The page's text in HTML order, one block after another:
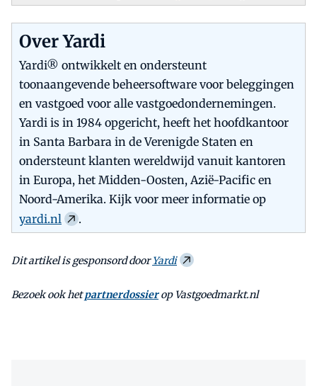
Over Yardi
Yardi® ontwikkelt en ondersteunt
toonaangevende beheersoftware voor beleggingen
en vastgoed voor alle vastgoedondernemingen.
Yardi is in 1984 opgericht, heeft het hoofdkantoor
in Santa Barbara in de Verenigde Staten en
ondersteunt klanten wereldwijd vanuit kantoren
in Europa, het Midden-Oosten, Azië-Pacific en
Noord-Amerika. Kijk voor meer informatie op
yardi.nl
.
Dit artikel is gesponsord doorYardi
Bezoek ook hetpartnerdossierop Vastgoedmarkt.nl